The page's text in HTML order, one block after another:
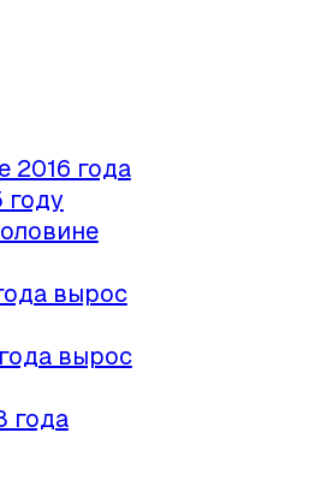
2016 года
году
вырос
вырос
года